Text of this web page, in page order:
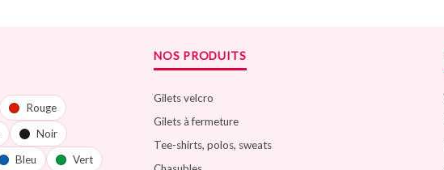
Rouge
Noir
Bleu Vert
NOS PRODUITS
Gilets velcro
Gilets à fermeture
Tee-shirts, polos, sweats